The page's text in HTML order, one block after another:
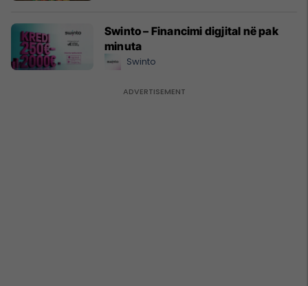
Swinto – Financimi digjital në pak
minuta
Swinto